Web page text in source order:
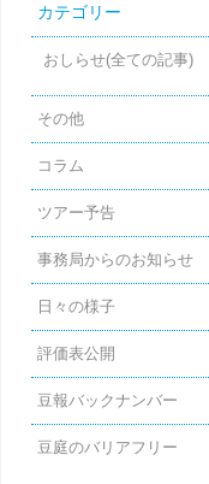
カテゴリー
おしらせ(全ての記事)
その他
コラム
ツアー予告
事務局からのお知らせ
日々の様子
評価表公開
豆報バックナンバー
豆庭のバリアフリー